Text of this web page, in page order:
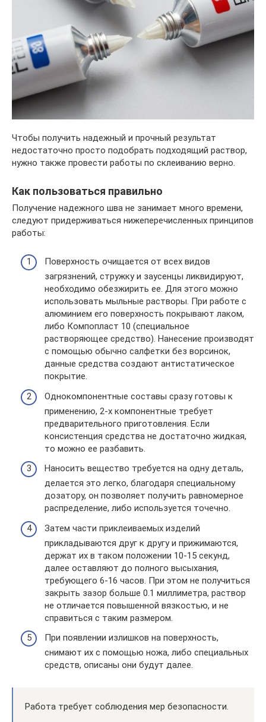
Чтобы получить надежный и прочный результат
недостаточно просто подобрать подходящий раствор,
нужно также провести работы по склеиванию верно.
Как пользоваться правильно
Получение надежного шва не занимает много времени,
следуют придерживаться нижеперечисленных принципов
работы:
Поверхность очищается от всех видов
загрязнений, стружку и заусенцы ликвидируют,
необходимо обезжирить ее. Для этого можно
использовать мыльные растворы. При работе с
алюминием его поверхность покрывают лаком,
либо Компопласт 10 (специальное
растворяющее средство). Нанесение производят
с помощью обычно салфетки без ворсинок,
данные средства создают антистатическое
покрытие.
Однокомпонентные составы сразу готовы к
применению, 2-х компонентные требует
предварительного приготовления. Если
консистенция средства не достаточно жидкая,
то можно ее разбавить.
Наносить вещество требуется на одну деталь,
делается это легко, благодаря специальному
дозатору, он позволяет получить равномерное
распределение, либо используется точечно.
Затем части приклеиваемых изделий
прикладываются друг к другу и прижимаются,
держат их в таком положении 10-15 секунд,
далее оставляют до полного высыхания,
требующего 6-16 часов. При этом не получиться
закрыть зазор больше 0.1 миллиметра, раствор
не отличается повышенной вязкостью, и не
справиться с таким размером.
При появлении излишков на поверхность,
снимают их с помощью ножа, либо специальных
средств, описаны они будут далее.
Работа требует соблюдения мер безопасности.